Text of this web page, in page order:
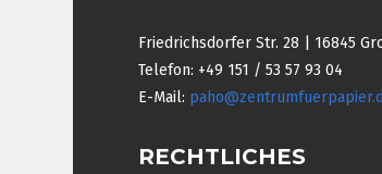
Friedrichsdorfer Str. 28 | 16845
Telefon: +49 151 / 53 57 93 04
E-Mail:
RECHTLICHES